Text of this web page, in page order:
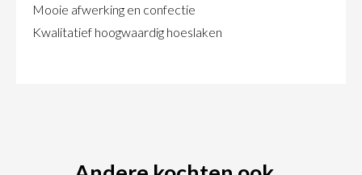
Mooie afwerking en confectie
Kwalitatief hoogwaardig hoeslaken